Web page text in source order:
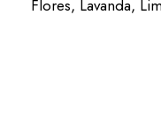
Flores, Lavanda,